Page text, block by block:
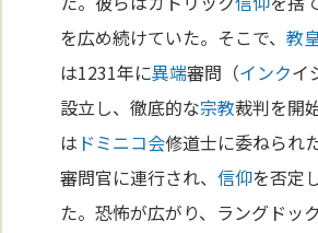
を広め続けていた。そこで、教
は1231年に異端審問（インクイ
設立し、徹底的な宗教裁判を開
は ドミニコ会修道士に委ねられ
審問官に連行され、信仰を否定
た。恐怖が広がり、ラングドッ